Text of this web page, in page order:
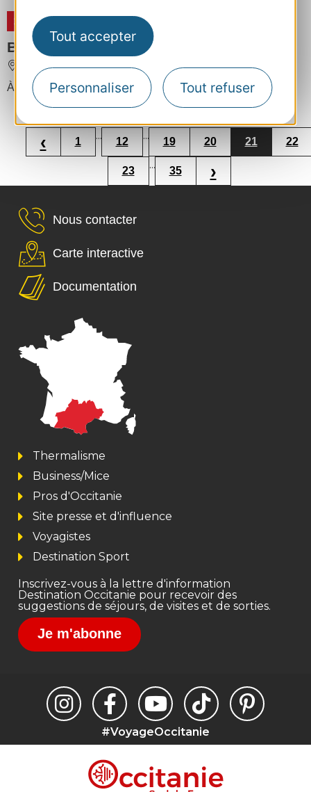
Tout accepter
Personnaliser Tout refuser
20 SEPT
Baptêmes sur Piste
LE SEQUESTRE
À partir de50€/ /
‹ 1 ... 12 ... 19 20 21 22
23 ... 35 ›
Nous contacter
Carte interactive
Documentation
Thermalisme
Business/Mice
Pros d'Occitanie
Site presse et d'influence
Voyagistes
Destination Sport
Inscrivez-vous à la lettre d'information
Destination Occitanie pour recevoir des
suggestions de séjours, de visites et de sorties.
Je m'abonne
#VoyageOccitanie